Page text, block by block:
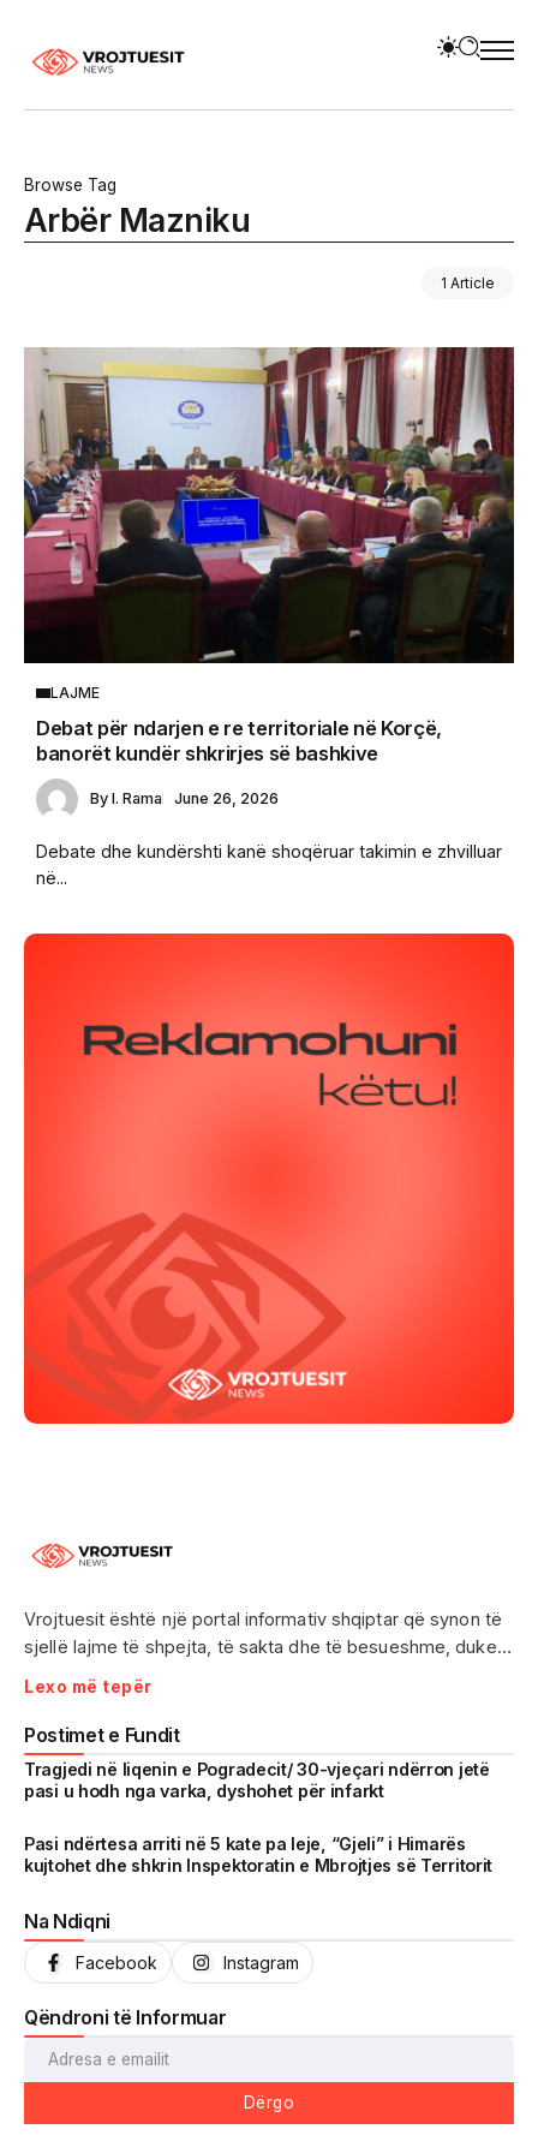
Browse Tag
Arbër Mazniku
1 Article
LAJME
Debat për ndarjen e re territoriale në Korçë,
banorët kundër shkrirjes së bashkive
By I. Rama June 26, 2026
Debate dhe kundërshti kanë shoqëruar takimin e zhvilluar
në...
Vrojtuesit është një portal informativ shqiptar që synon të
sjellë lajme të shpejta, të sakta dhe të besueshme, duke
treguar realitetin pa çensurë. Fokus i punës sonë janë
ngjarjet e aktualitetit, problematikat sociale, denoncimet
qytetare dhe zhvillimet që prekin drejtpërdrejt jetën e
përditshme të shqiptarëve.
arritura në një kohë shumë të shkurtër, Vrojtuesit është
kthyer në një zë të fortë informimi dhe një pasqyrë reale të
Lexo më tepër
Postimet e Fundit
Tragjedi në liqenin e Pogradecit/ 30-vjeçari ndërron jetë
pasi u hodh nga varka, dyshohet për infarkt
Pasi ndërtesa arriti në 5 kate pa leje, “Gjeli” i Himarës
kujtohet dhe shkrin Inspektoratin e Mbrojtjes së Territorit
Na Ndiqni
Facebook Instagram
Qëndroni të Informuar
Dërgo